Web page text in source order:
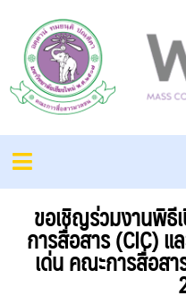
ขอเชิญร่วมงานพิธี
การสื่อสาร (CIC)
เด่น คณะการสื่อส